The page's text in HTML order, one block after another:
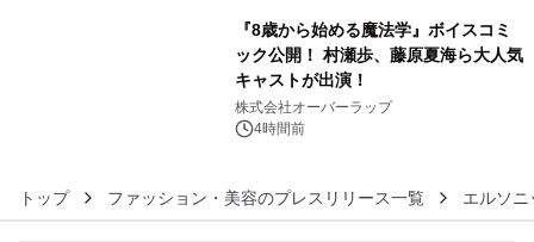
『8歳から始める魔法学』ボイスコミ
ック公開！ 村瀬歩、藤原夏海ら大人気
キャストが出演！
株式会社オーバーラップ
4時間前
トップ ファッション・美容のプレスリリース一覧 エルソ